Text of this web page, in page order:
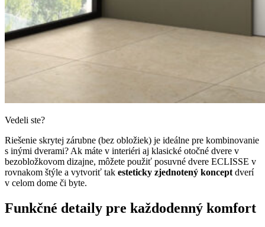
Vedeli ste?
Riešenie skrytej zárubne (bez obložiek) je ideálne pre kombinovanie
s inými dverami? Ak máte v interiéri aj klasické otočné dvere v
bezobložkovom dizajne, môžete použiť posuvné dvere ECLISSE v
rovnakom štýle a vytvoriť tak esteticky zjednotený koncept dverí
v celom dome či byte.
Funkčné detaily pre každodenný komfort